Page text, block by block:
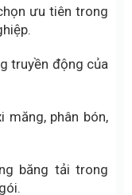
ưu tiên trong
truyền động của
măng, phân bón,
băng tải trong